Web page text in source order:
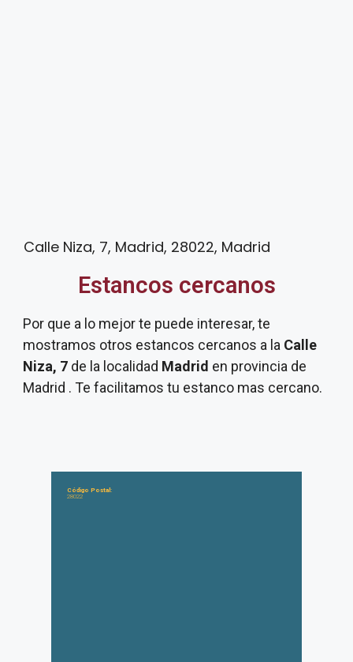
Calle Niza, 7, Madrid, 28022, Madrid
Estancos cercanos
Por que a lo mejor te puede interesar, te
mostramos otros estancos cercanos a la Calle
Niza, 7 de la localidad Madrid en provincia de
Madrid . Te facilitamos tu estanco mas cercano.
Código Postal:
28022